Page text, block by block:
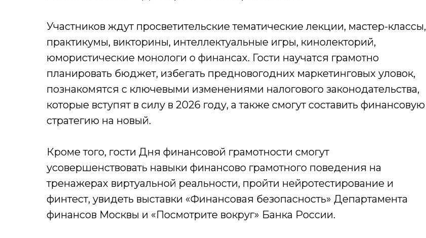
Участников ждут просветительские тематические лекции, мастер-классы,
практикумы, викторины, интеллектуальные игры, кинолекторий,
юмористические монологи о финансах. Гости научатся грамотно
планировать бюджет, избегать предновогодних маркетинговых уловок,
познакомятся с ключевыми изменениями налогового законодательства,
которые вступят в силу в 2026 году, а также смогут составить финансовую
стратегию на новый.
Кроме того, гости Дня финансовой грамотности смогут
усовершенствовать навыки финансово грамотного поведения на
тренажерах виртуальной реальности, пройти нейротестирование и
финтест, увидеть выставки «Финансовая безопасность» Департамента
финансов Москвы и «Посмотрите вокруг» Банка России.